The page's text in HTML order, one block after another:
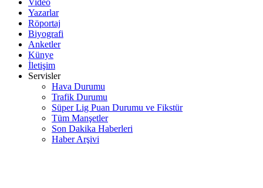
Video
Yazarlar
Röportaj
Biyografi
Anketler
Künye
İletişim
Servisler
Hava Durumu
Trafik Durumu
Süper Lig Puan Durumu ve Fikstür
Tüm Manşetler
Son Dakika Haberleri
Haber Arşivi